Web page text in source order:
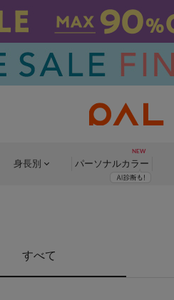
身長別 パーソナルカラー
すべて